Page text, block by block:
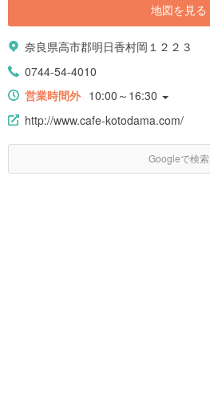
地図を見る
奈良県高市郡明日香村岡１２２３
0744-54-4010
営業時間外 10:00～16:30
http://www.cafe-kotodama.com/
Googleで検索